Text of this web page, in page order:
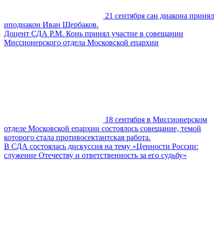
21 сентября сан диакона принял
иподиакон Иван Щербаков.
Доцент СДА Р.М. Конь принял участие в совещании
Миссионерского отдела Московской епархии
18 сентября в Миссионерском
отделе Московской епархии состоялось совещание, темой
которого стала противосектантская работа.
В СДА состоялась дискуссия на тему «Ценности России:
служение Отечеству и ответственность за его судьбу»